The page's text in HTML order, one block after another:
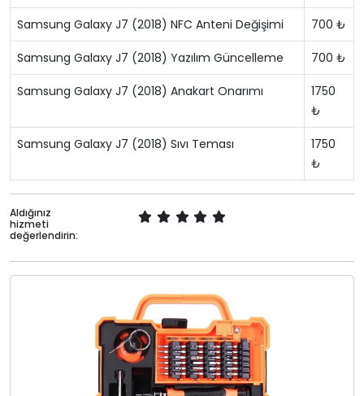
Samsung Galaxy J7 (2018) NFC Anteni Değişimi 700 ₺
Samsung Galaxy J7 (2018) Yazılım Güncelleme 700 ₺
Samsung Galaxy J7 (2018) Anakart Onarımı
1750
₺
Samsung Galaxy J7 (2018) Sıvı Teması
1750
₺
Aldığınız
hizmeti
değerlendirin: